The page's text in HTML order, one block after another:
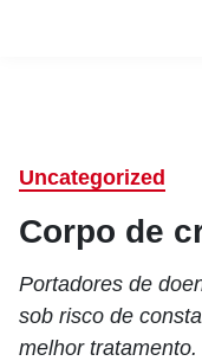
Uncategorized
Corpo de
Portadores de
sob risco de
melhor tratamento.